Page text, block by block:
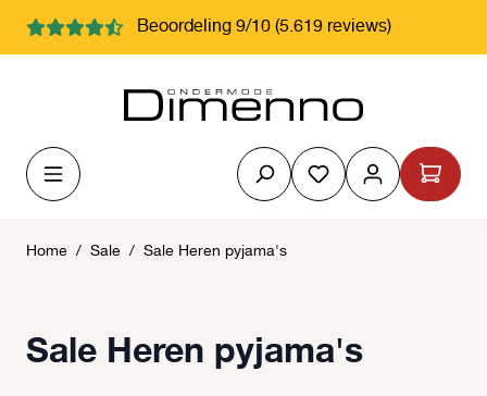
Beoordeling 9/10 (5.619 reviews)
Je hebt 0 items
Home / Sale / Sale Heren pyjama's
Sale Heren pyjama's